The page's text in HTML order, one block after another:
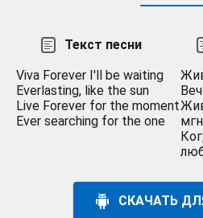
Текст песни
Viva Forever I'll be waiting
Everlasting, like the sun
Live Forever for the moment
Ever searching for the one
СКАЧАТЬ